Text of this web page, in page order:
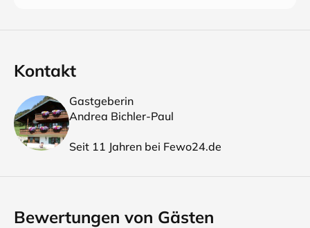
Kontakt
Gastgeberin
Andrea Bichler-Paul
Seit 11 Jahren bei Fewo24.de
Bewertungen von Gästen